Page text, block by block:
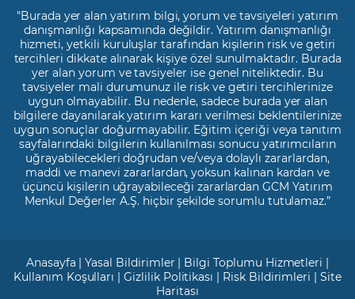
"Burada yer alan yatırım bilgi, yorum ve tavsiyeleri yatırım
danışmanlığı kapsamında değildir. Yatırım danışmanlığı
hizmeti, yetkili kuruluşlar tarafından kişilerin risk ve getiri
tercihleri dikkate alınarak kişiye özel sunulmaktadır. Burada
yer alan yorum ve tavsiyeler ise genel niteliktedir. Bu
tavsiyeler mali durumunuz ile risk ve getiri tercihlerinize
uygun olmayabilir. Bu nedenle, sadece burada yer alan
bilgilere dayanılarak yatırım kararı verilmesi beklentilerinize
uygun sonuçlar doğurmayabilir. Eğitim içeriği veya tanıtım
sayfalarındaki bilgilerin kullanılması sonucu yatırımcıların
uğrayabilecekleri doğrudan ve/veya dolaylı zararlardan,
maddi ve manevi zararlardan, yoksun kalınan kardan ve
üçüncü kişilerin uğrayabileceği zararlardan GCM Yatırım
Menkul Değerler A.Ş. hiçbir şekilde sorumlu tutulamaz.”
Anasayfa |Yasal Bildirimler | Bilgi Toplumu Hizmetleri |
Kullanım Koşulları |Gizlilik Politikası | Risk Bildirimleri |Site
Haritası